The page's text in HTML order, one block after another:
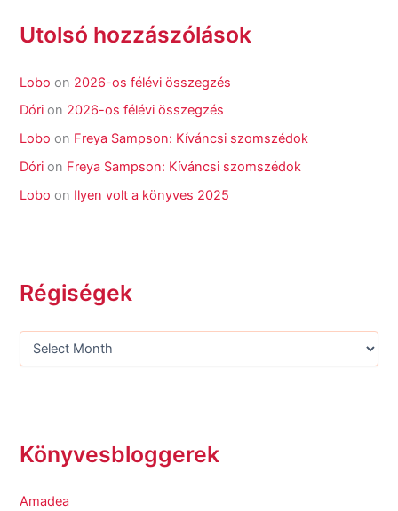
Utolsó hozzászólások
Lobo on 2026-os félévi összegzés
Dóri on 2026-os félévi összegzés
Lobo on Freya Sampson: Kíváncsi szomszédok
Dóri on Freya Sampson: Kíváncsi szomszédok
Lobo on Ilyen volt a könyves 2025
Régiségek
Könyvesbloggerek
Amadea